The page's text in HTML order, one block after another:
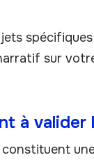
spécifiques
sur
à valider